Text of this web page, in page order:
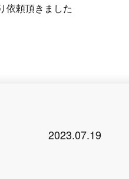
頼頂きました
2023.07.19